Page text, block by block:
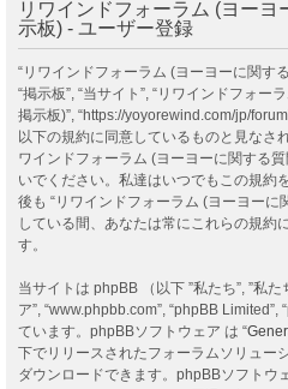
リワインドフォーラム (ヨー
示板) - ユーザー登録
“リワインドフォーラム (ヨーヨーに関す
“掲示板”, “当サイト”, “リワインドフォ
掲示板)”, “https://yoyorewind.com/jp/
以下の規約に同意しているものと見なさ
ワインドフォーラム (ヨーヨーに関する
いでください。私達はいつでもこの規約
後も “リワインドフォーラム (ヨーヨーに
している間、あなたは常にこれらの規約
す。
当サイトは phpBB （以下 ”私たち”, ”私た
ア”, “www.phpbb.com”, “phpBB
ています。phpBBソフトウェア は “
下でリリースされたフォーラムソリュー
ダウンロードできます。phpBBソフトウ